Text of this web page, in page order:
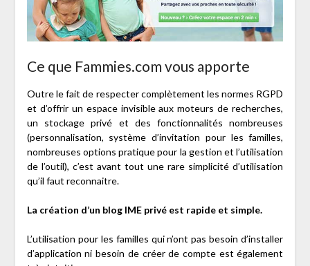
Ce que Fammies.com vous apporte
Outre le fait de respecter complètement les normes RGPD
et d’offrir un espace invisible aux moteurs de recherches,
un stockage privé et des fonctionnalités nombreuses
(personnalisation, système d’invitation pour les familles,
nombreuses options pratique pour la gestion et l’utilisation
de l’outil), c’est avant tout une rare simplicité d’utilisation
qu’il faut reconnaitre.
La création d’un blog IME privé est rapide et simple.
L’utilisation pour les familles qui n’ont pas besoin d’installer
d’application ni besoin de créer de compte est également